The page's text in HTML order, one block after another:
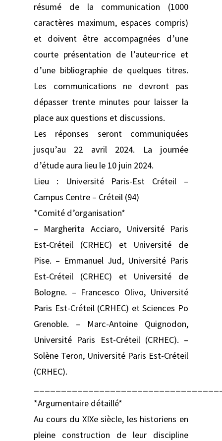
résumé de la communication (1000
caractères maximum, espaces compris)
et doivent être accompagnées d’une
courte présentation de l’auteur·rice et
d’une bibliographie de quelques titres.
Les communications ne devront pas
dépasser trente minutes pour laisser la
place aux questions et discussions.
Les réponses seront communiquées
jusqu’au 22 avril 2024. La journée
d’étude aura lieu le 10 juin 2024.
Lieu : Université Paris-Est Créteil –
Campus Centre – Créteil (94)
*Comité d’organisation*
– Margherita Acciaro, Université Paris
Est-Créteil (CRHEC) et Université de
Pise. – Emmanuel Jud, Université Paris
Est-Créteil (CRHEC) et Université de
Bologne. – Francesco Olivo, Université
Paris Est-Créteil (CRHEC) et Sciences Po
Grenoble. – Marc-Antoine Quignodon,
Université Paris Est-Créteil (CRHEC). –
Solène Teron, Université Paris Est-Créteil
(CRHEC).
*Argumentaire détaillé*
Au cours du XIXe siècle, les historiens en
pleine construction de leur discipline